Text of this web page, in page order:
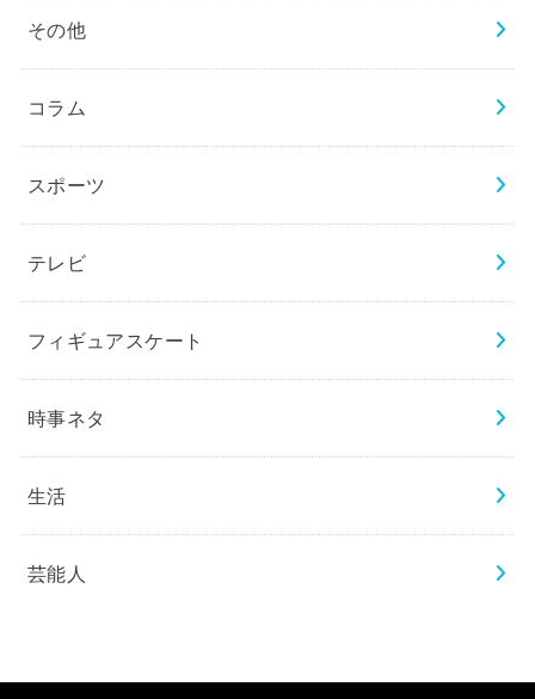
その他
コラム
スポーツ
テレビ
フィギュアスケート
時事ネタ
生活
芸能人